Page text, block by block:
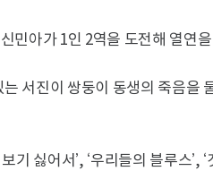
민아가 1인 2역을 도전해 열연
서진이 쌍둥이 동생의 죽음을
기 싫어서’, ‘우리들의 블루스’, ‘